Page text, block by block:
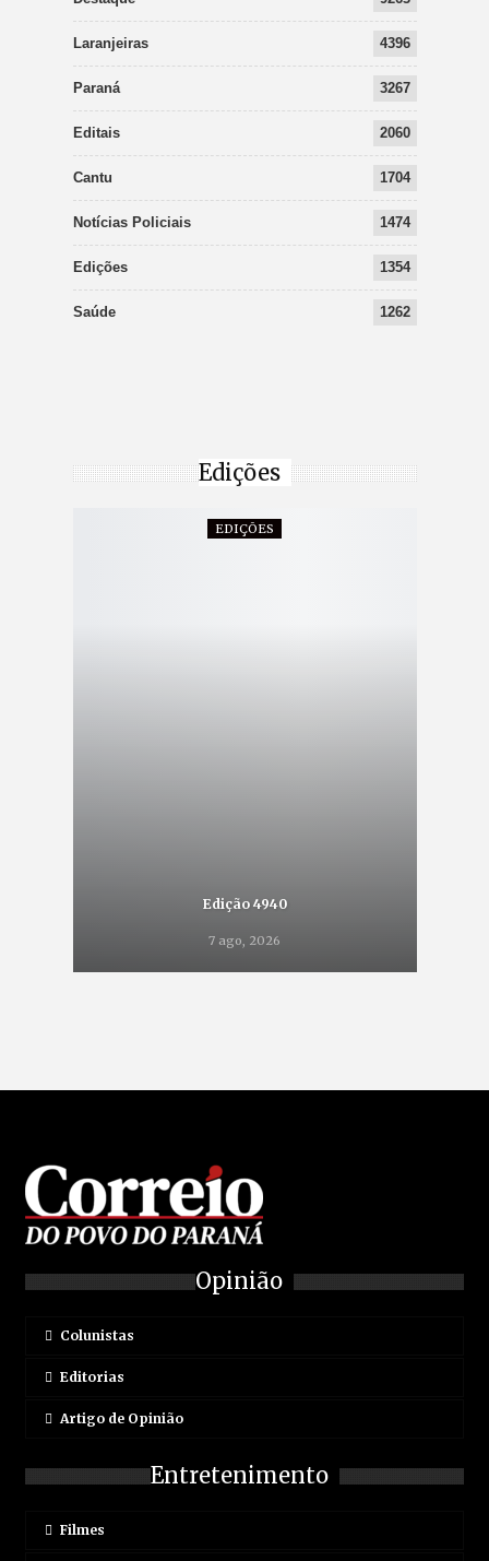
Laranjeiras 4396
Paraná 3267
Editais 2060
Cantu 1704
Notícias Policiais 1474
Edições 1354
Saúde 1262
Edições
EDIÇÕES
Edição 4940
7 ago, 2026
Opinião
Colunistas
Editorias
Artigo de Opinião
Entretenimento
Filmes